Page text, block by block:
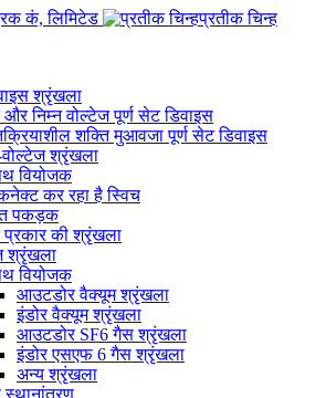
प्रतीक चिन्ह
श्रृंखला
निम्न वोल्टेज पूर्ण सेट डिवाइस
शक्ति मुआवजा पूर्ण सेट डिवाइस
वोल्टेज श्रृंखला
वियोजक
कर रहा है स्विच
पकड़क
प्रकार की श्रृंखला
श्रृंखला
वियोजक
आउटडोर वैक्यूम श्रृंखला
इंडोर वैक्यूम श्रृंखला
आउटडोर SF6 गैस श्रृंखला
इंडोर एसएफ 6 गैस श्रृंखला
अन्य श्रृंखला
स्थानांतरण